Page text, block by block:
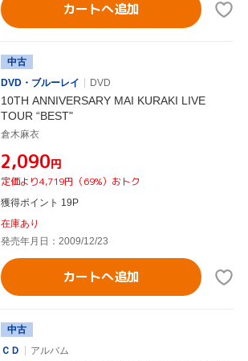
カートへ追加
中古
DVD・ブルーレイ
DVD
10TH ANNIVERSARY MAI KURAKI LIVE
TOUR “BEST"
倉木麻衣
¥2,090円
定価より4,719円（69%）おトク
獲得ポイント 19P
在庫あり
発売年月日：2009/12/23
カートへ追加
中古
ＣＤ
アルバム